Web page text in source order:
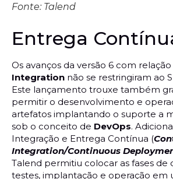
Fonte: Talend
Entrega
Os avanços da versão 6 com relação
Integration não se restringiram ao
Este lançamento trouxe também
permitir o desenvolvimento e
artefatos implantando o suporte a
sob o conceito de DevOps.
Integração e Entrega Contínua (
Integration/Continuous
Talend permitiu colocar as fases de
testes, implantação e operação em